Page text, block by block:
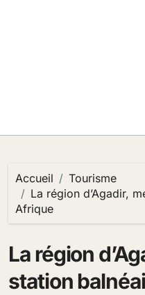
Accueil
Tourisme
La région d’Agadir,
Afrique
La région
station